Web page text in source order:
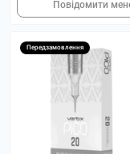
Повідомити
Передзамовлення